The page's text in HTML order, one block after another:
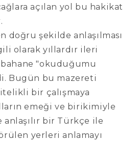
açılan yol bu hakikat
doğru şekilde anlaşılması
olarak yıllardır ileri
"okuduğumu
Bugün bu mazereti
bir çalışmaya
emeği ve birikimiyle
anlaşılır bir Türkçe ile
yerleri anlamayı